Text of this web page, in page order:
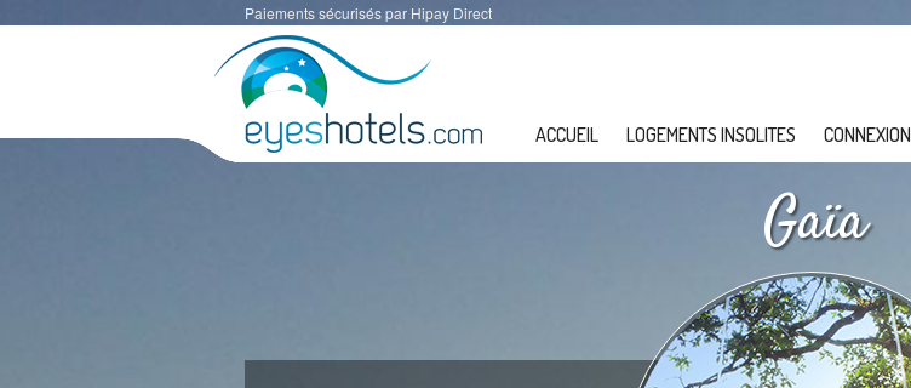
Paiements sécurisés par Hipay Direct
ACCUEIL LOGEMENTS INSOLITES CONNEXION
Gaïa